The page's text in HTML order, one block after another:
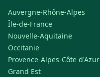
Auvergne-Rhône-Alpes
Île-de-France
Nouvelle-Aquitaine
Occitanie
Provence-Alpes-Côte d'Azur
Grand Est